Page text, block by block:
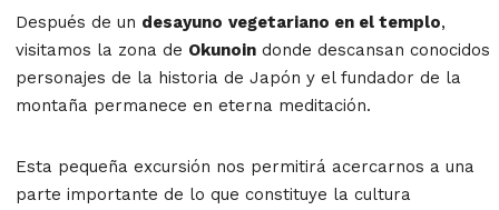
Después de un desayuno vegetariano en el templo,
visitamos la zona de Okunoin donde descansan conocidos
personajes de la historia de Japón y el fundador de la
montaña permanece en eterna meditación.
Esta pequeña excursión nos permitirá acercarnos a una
parte importante de lo que constituye la cultura